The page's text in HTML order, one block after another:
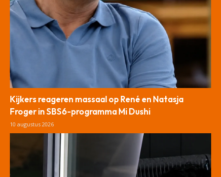
Kijkers reageren massaal op René en Natasja
Froger in SBS6-programma Mi Dushi
10 augustus 2026